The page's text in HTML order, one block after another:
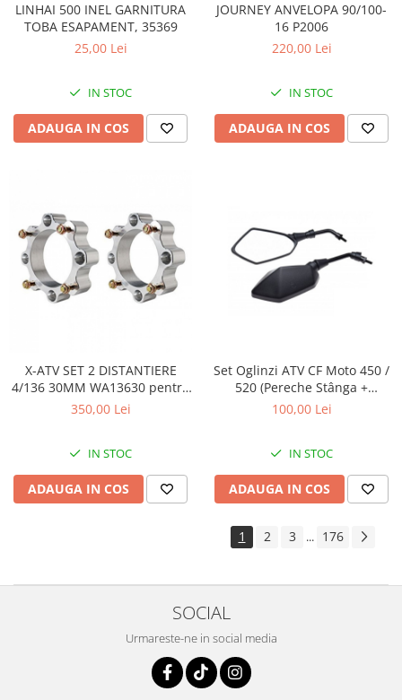
LINHAI 500 INEL GARNITURA
TOBA ESAPAMENT, 35369
25,00 Lei
IN STOC
ADAUGA IN COS
JOURNEY ANVELOPA 90/100-
16 P2006
220,00 Lei
IN STOC
ADAUGA IN COS
X-ATV SET 2 DISTANTIERE
4/136 30MM WA13630 pentru
CAN AM
350,00 Lei
IN STOC
ADAUGA IN COS
Set Oglinzi ATV CF Moto 450 /
520 (Pereche Stânga +
Dreapta) – Model Nou
100,00 Lei
IN STOC
ADAUGA IN COS
1 2 3 ... 176
SOCIAL
Urmareste-ne in social media